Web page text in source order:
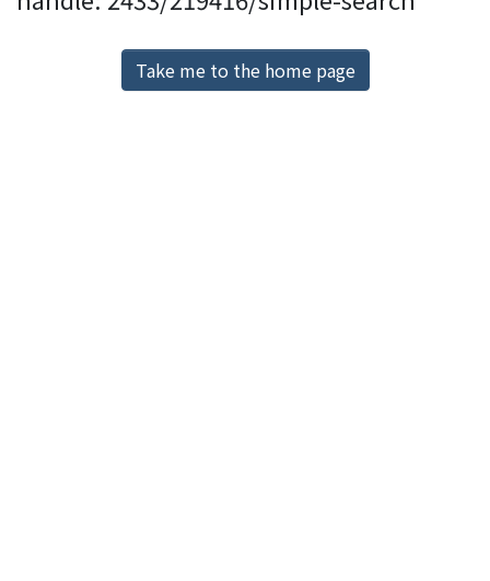
Browse
Download RankingTake me to the home page